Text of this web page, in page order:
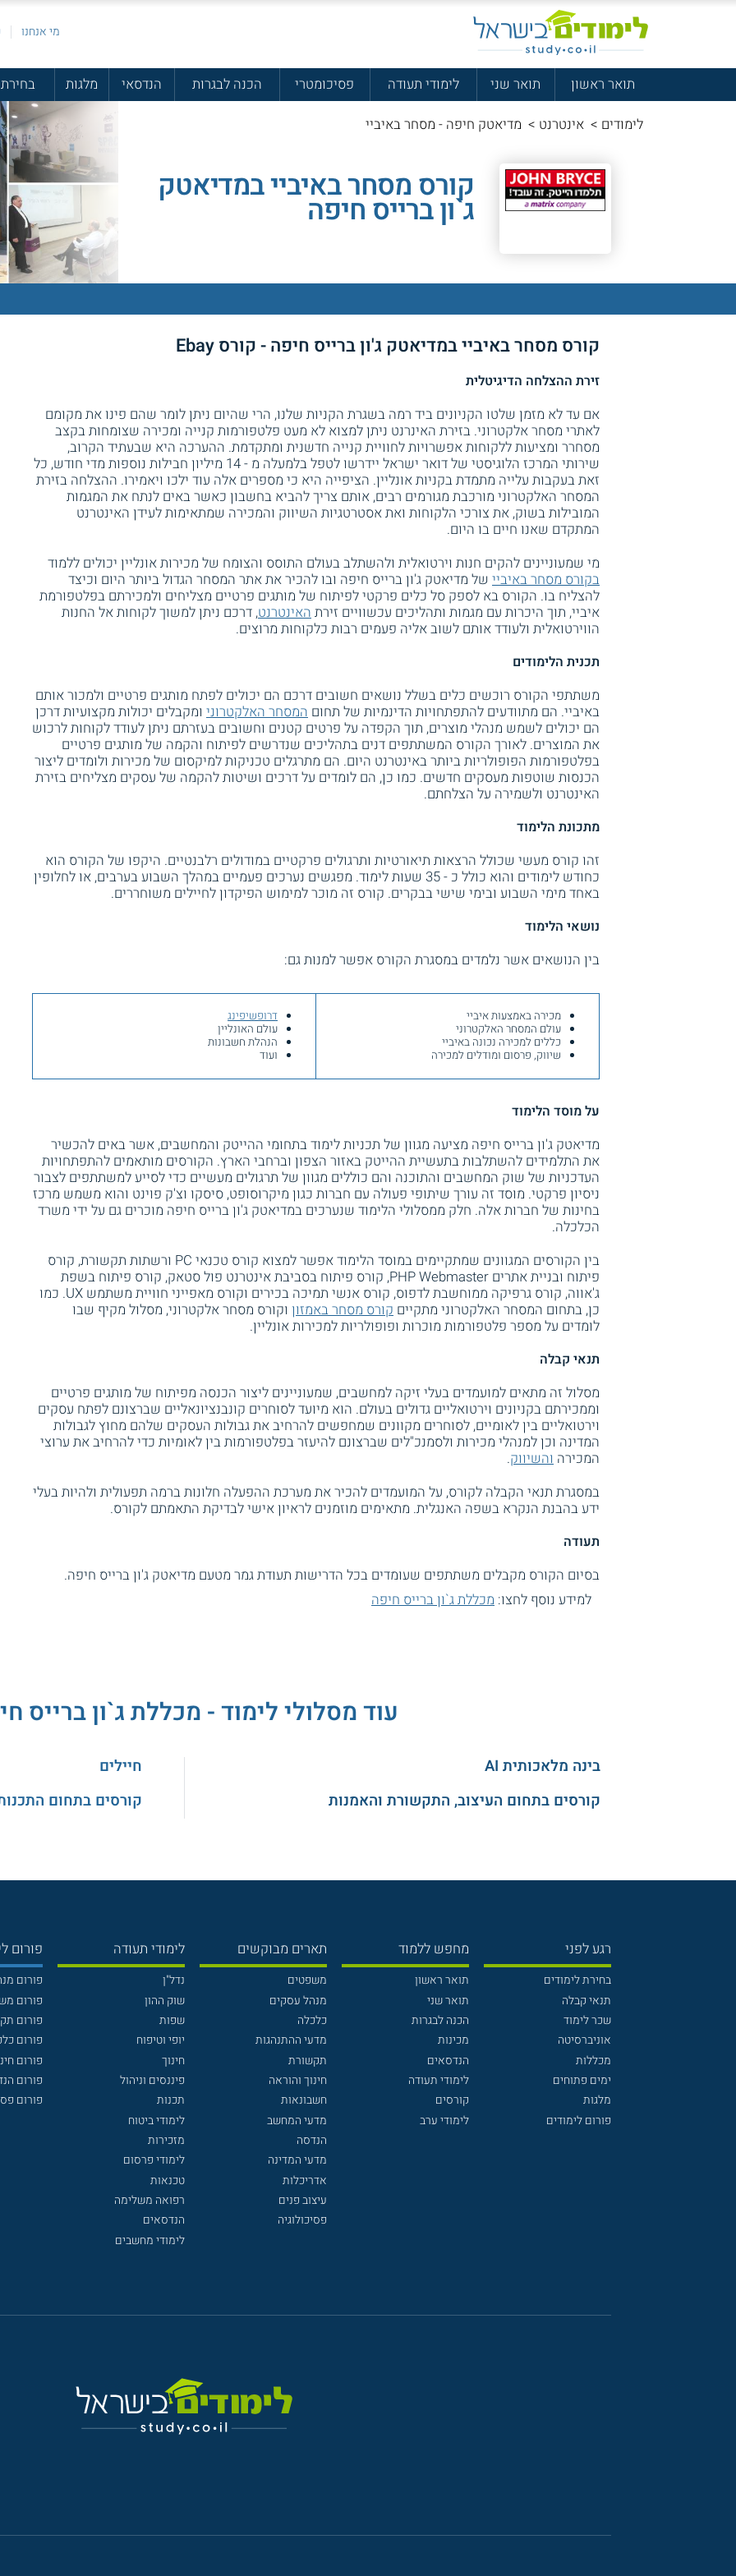
מי אנחנו
תואר ראשון תואר שני לימודי תעודה פסיכומטרי הכנה לבגרות הנדסאי מלגות
לימודים > אינטרנט > מדיאטק חיפה - מסחר באיביי
קורס מסחר באיביי במדיאטק
ג`ון ברייס חיפה
קורס מסחר באיביי במדיאטק ג'ון ברייס חיפה - קורס Ebay
זירת ההצלחה הדיגיטלית
אם עד לא מזמן שלטו הקניונים ביד רמה בשגרת הקניות שלנו, הרי שהיום ניתן לומר שהם פינו את מקומם
לאתרי מסחר אלקטרוני. בזירת האינרנט ניתן למצוא לא מעט פלטפורמות קנייה ומכירה שצומחות בקצב
מסחרר ומציעות ללקוחות אפשרויות לחוויית קנייה חדשנית ומתקדמת. ההערכה היא שבעתיד הקרוב,
שירותי המרכז הלוגיסטי של דואר ישראל יידרשו לטפל בלמעלה מ - 14 מיליון חבילות נוספות מדי חודש, כל
זאת בעקבות עלייה מתמדת בקניות אונליין. הציפייה היא כי מספרים אלה עוד ילכו ויאמירו. ההצלחה בזירת
המסחר האלקטרוני מורכבת מגורמים רבים, אותם צריך להביא בחשבון כאשר באים לנתח את המגמות
המובילות בשוק, את צורכי הלקוחות ואת אסטרטגיות השיווק והמכירה שמתאימות לעידן האינטרנט
המתקדם שאנו חיים בו היום.
מי שמעוניינים להקים חנות וירטואלית ולהשתלב בעולם התוסס והצומח של מכירות אונליין יכולים ללמוד
בקורס מסחר באיביי של מדיאטק ג'ון ברייס חיפה ובו להכיר את אתר המסחר הגדול ביותר היום וכיצד
להצליח בו. הקורס בא לספק סל כלים פרקטי לפיתוח של מותגים פרטיים מצליחים ולמכירתם בפלטפורמת
איביי, תוך היכרות עם מגמות ותהליכים עכשוויים זירת האינטרנט, דרכם ניתן למשוך לקוחות אל החנות
הווירטואלית ולעודד אותם לשוב אליה פעמים רבות כלקוחות מרוצים.
תכנית הלימודים
משתתפי הקורס רוכשים כלים בשלל נושאים חשובים דרכם הם יכולים לפתח מותגים פרטיים ולמכור אותם
באיביי. הם מתוודעים להתפתחויות הדינמיות של תחום המסחר האלקטרוני ומקבלים יכולות מקצועיות דרכן
הם יכולים לשמש מנהלי מוצרים, תוך הקפדה על פרטים קטנים וחשובים בעזרתם ניתן לעודד לקוחות לרכוש
את המוצרים. לאורך הקורס המשתתפים דנים בתהליכים שנדרשים לפיתוח והקמה של מותגים פרטיים
בפלטפורמות הפופולריות ביותר באינטרנט היום. הם מתרגלים טכניקות למיקסום של מכירות ולומדים ליצור
הכנסות שוטפות מעסקים חדשים. כמו כן, הם לומדים על דרכים ושיטות להקמה של עסקים מצליחים בזירת
האינטרנט ולשמירה על הצלחתם.
מתכונת הלימוד
זהו קורס מעשי שכולל הרצאות תיאורטיות ותרגולים פרקטיים במודולים רלבנטיים. היקפו של הקורס הוא
כחודש לימודים והוא כולל כ - 35 שעות לימוד. מפגשים נערכים פעמיים במהלך השבוע בערבים, או לחלופין
באחד מימי השבוע ובימי שישי בבקרים. קורס זה מוכר למימוש הפיקדון לחיילים משוחררים.
נושאי הלימוד
בין הנושאים אשר נלמדים במסגרת הקורס אפשר למנות גם:
מכירה באמצעות איביי
עולם המסחר האלקטרוני
כללים למכירה נכונה באיביי
שיווק, פרסום ומודלים למכירה
דרופשיפינג
עולם האונליין
הנהלת חשבונות
ועוד
על מוסד הלימוד
מדיאטק ג'ון ברייס חיפה מציעה מגוון של תכניות לימוד בתחומי ההייטק והמחשבים, אשר באים להכשיר
את התלמידים להשתלבות בתעשיית ההייטק באזור הצפון וברחבי הארץ. הקורסים מותאמים להתפתחויות
העדכניות של שוק המחשבים והתוכנה והם כוללים מגוון של תרגולים מעשיים כדי לסייע למשתתפים לצבור
ניסיון פרקטי. מוסד זה עורך שיתופי פעולה עם חברות כגון מיקרוסופט, סיסקו וצ'ק פוינט והוא משמש מרכז
בחינות של חברות אלה. חלק ממסלולי הלימוד שנערכים במדיאטק ג'ון ברייס חיפה מוכרים גם על ידי משרד
הכלכלה.
בין הקורסים המגוונים שמתקיימים במוסד הלימוד אפשר למצוא קורס טכנאי PC ורשתות תקשורת, קורס
פיתוח ובניית אתרים PHP Webmaster, קורס פיתוח בסביבת אינטרנט פול סטאק, קורס פיתוח בשפת
ג'אווה, קורס גרפיקה ממוחשבת לדפוס, קורס אנשי תמיכה בכירים וקורס מאפייני חוויית משתמש UX. כמו
כן, בתחום המסחר האלקטרוני מתקיים קורס מסחר באמזון וקורס מסחר אלקטרוני, מסלול מקיף שבו
לומדים על מספר פלטפורמות מוכרות ופופולריות למכירות אונליין.
תנאי קבלה
מסלול זה מתאים למועמדים בעלי זיקה למחשבים, שמעוניינים ליצור הכנסה מפיתוח של מותגים פרטיים
וממכירתם בקניונים וירטואליים גדולים בעולם. הוא מיועד לסוחרים קונבנציונאליים שברצונם לפתח עסקים
וירטואליים בין לאומיים, לסוחרים מקוונים שמחפשים להרחיב את גבולות העסקים שלהם מחוץ לגבולות
המדינה וכן למנהלי מכירות ולסמנכ"לים שברצונם להיעזר בפלטפורמות בין לאומיות כדי להרחיב את ערוצי
המכירה והשיווק.
במסגרת תנאי הקבלה לקורס, על המועמדים להכיר את מערכת ההפעלה חלונות ברמה תפעולית ולהיות בעלי
ידע בהבנת הנקרא בשפה האנגלית. מתאימים מוזמנים לראיון אישי לבדיקת התאמתם לקורס.
תעודה
בסיום הקורס מקבלים משתתפים שעומדים בכל הדרישות תעודת גמר מטעם מדיאטק ג'ון ברייס חיפה.
למידע נוסף לחצו: מכללת ג`ון ברייס חיפה
עוד מסלולי לימוד - מכללת ג`ון ברייס
בינה מלאכותית AI
קורסים בתחום העיצוב, התקשורת והאמנות
חיילים
קורסים בתחום
רגע לפני
בחירת לימודים
תנאי קבלה
שכר לימוד
אוניברסיטה
מכללות
ימים פתוחים
מלגות
פורום לימודים
מחפש ללמוד
תואר ראשון
תואר שני
הכנה לבגרות
מכינות
הנדסאים
לימודי תעודה
קורסים
לימודי ערב
תארים מבוקשים
משפטים
מנהל עסקים
כלכלה
מדעי ההתנהגות
תקשורת
חינוך והוראה
חשבונאות
מדעי המחשב
הנדסה
מדעי המדינה
אדריכלות
עיצוב פנים
פסיכולוגיה
לימודי תעודה
נדל"ן
שוק ההון
שפות
יופי וטיפוח
חינוך
פיננסים וניהול
תכנות
לימודי ביטוח
מזכירות
לימודי פרסום
טכנאות
רפואה משלימה
הנדסאים
לימודי מחשבים
פורום
פורום
פורום
פורום
פורום
פורום
פורום
פורום